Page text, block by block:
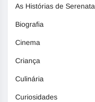
As Histórias de Serenata
Biografia
Cinema
Criança
Culinária
Curiosidades